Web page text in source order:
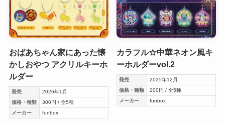
おばあちゃん家にあった懐
かしおやつ アクリルキーホ
ルダー
発売
2026年1月
価格・種類
300円 / 全5種
メーカー
funbox
カラフル☆中華ネオン風キ
ーホルダーvol.2
発売
2025年12月
価格・種類
200円 / 全5種
メーカー
funbox